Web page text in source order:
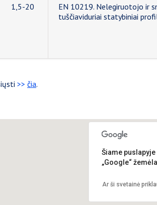
1,5-20
EN 10219. Nelegiruotojo ir
tuščiaviduriai statybiniai
>> čia.
Šiame
„Google“
Ar ši svetainė